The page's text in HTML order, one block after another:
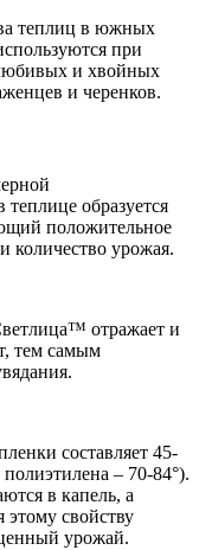
теплиц в южных
при
и хвойных
и черенков.
образуется
положительное
количество урожая.
отражает и
тем самым
составляет 45-
– 70-84°).
в капель, а
этому свойству
урожай.